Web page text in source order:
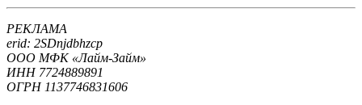
РЕКЛАМА
erid: 2SDnjdbhzcp
ООО МФК «Лайм-Займ»
ИНН 7724889891
ОГРН 1137746831606